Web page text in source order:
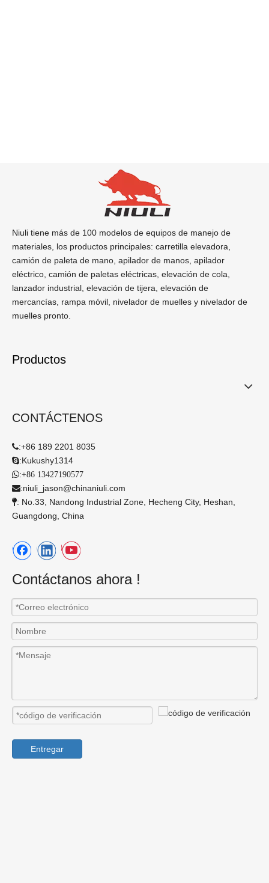
Niuli tiene más de 100 modelos de equipos de manejo de
materiales, los productos principales: carretilla elevadora,
camión de paleta de mano, apilador de manos, apilador
eléctrico, camión de paletas eléctricas, elevación de cola,
lanzador industrial, elevación de tijera, elevación de
mercancías, rampa móvil, nivelador de muelles y nivelador de
muelles pronto.
Productos
CONTÁCTENOS
:+86 189 2201 8035
:Kukushy1314
:+86 13427190577
:niuli_jason@chinaniuli.com
: No.33, Nandong Industrial Zone, Hecheng City, Heshan,
Guangdong, China
Contáctanos ahora !
Entregar